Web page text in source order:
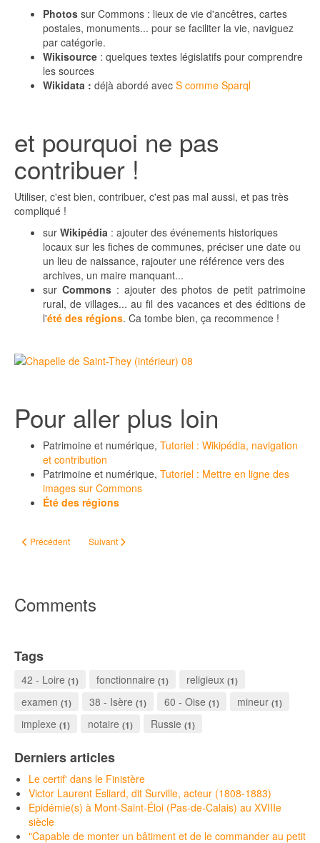
Photos sur Commons : lieux de vie d'ancêtres, cartes
postales, monuments... pour se faciliter la vie, naviguez
par catégorie.
Wikisource : quelques textes législatifs pour comprendre
les sources
Wikidata : déjà abordé avec S comme Sparql
et pourquoi ne pas
contribuer !
Utiliser, c'est bien, contribuer, c'est pas mal aussi, et pas très
compliqué !
sur Wikipédia : ajouter des événements historiques
locaux sur les fiches de communes, préciser une date ou
un lieu de naissance, rajouter une référence vers des
archives, un maire manquant...
sur Commons: ajouter des photos de petit patrimoine
rural, de villages... au fil des vacances et des éditions de
l'été des régions. Ca tombe bien, ça recommence !
Pour aller plus loin
Patrimoine et numérique, Tutoriel : Wikipédia, navigation
et contribution
Patrimoine et numérique, Tutoriel : Mettre en ligne des
images sur Commons
Été des régions
Article précédent : #ChallengeAZ - Vaudoyer
Précédent Article suivant : #ChallengeAZ - XML (EAD)
Suivant
Comments
Tags
42 - Loire (1) fonctionnaire (1) religieux (1)
examen (1) 38 - Isère (1) 60 - Oise (1) mineur (1)
implexe (1) notaire (1) Russie (1)
Derniers articles
Le certif' dans le Finistère
Victor Laurent Esliard, dit Surville, acteur (1808-1883)
Epidémie(s) à Mont-Saint-Éloi (Pas-de-Calais) au XVIIIe
siècle
"Capable de monter un bâtiment et de le commander au petit